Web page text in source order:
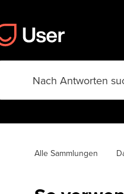
Alle Sammlungen